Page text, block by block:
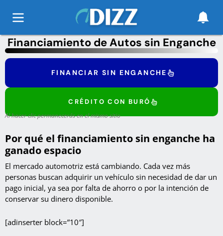
Financiamiento de Autos sin Enganche
FINANCIAR SIN ENGANCHE
CRÉDITO CON BURÓ
Al hacer clic permanecerás en el mismo sitio
Por qué el financiamiento sin enganche ha
ganado espacio
El mercado automotriz está cambiando. Cada vez más
personas buscan adquirir un vehículo sin necesidad de dar un
pago inicial, ya sea por falta de ahorro o por la intención de
conservar su dinero disponible.
[adinserter block=”10″]